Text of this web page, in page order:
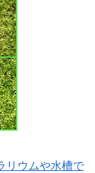
リウムや水槽で